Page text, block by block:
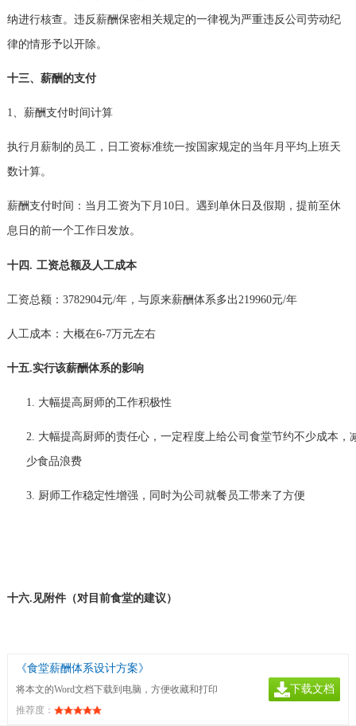
纳进行核查。违反薪酬保密相关规定的一律视为严重违反公司劳动纪
律的情形予以开除。
十三、薪酬的支付
1 、薪酬支付时间计算
执行月薪制的员工，日工资标准统一按国家规定的当年月平均上班天
数计算。
薪酬支付时间：当月工资为下月 10日。遇到单休日及假期，提前至休
息日的前一个工作日发放。
十四. 工资总额及人工成本
工资总额： 3782904元/年，与原来薪酬体系多出 219960元/年
人工成本：大概在6-7万元左右
十五.实行该薪酬体系的影响
1. 大幅提高厨师的工作积极性
2. 大幅提高厨师的责任心，一定程度上给公司食堂节约不少成本，
少食品浪费
3. 厨师工作稳定性增强，同时为公司就餐员工带来了方便
十六. 见附件（对目前食堂的建议）
《食堂薪酬体系设计方案》
将本文的Word文档下载到电脑，方便收藏和打印
推荐度：
下载文档